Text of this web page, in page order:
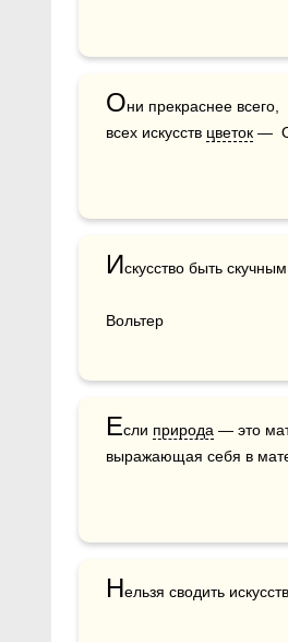
Они прекраснее
всех искусств цветок —
Искусство быть
Вольтер
Если природа — это
выражающая себя в
Нельзя сводить